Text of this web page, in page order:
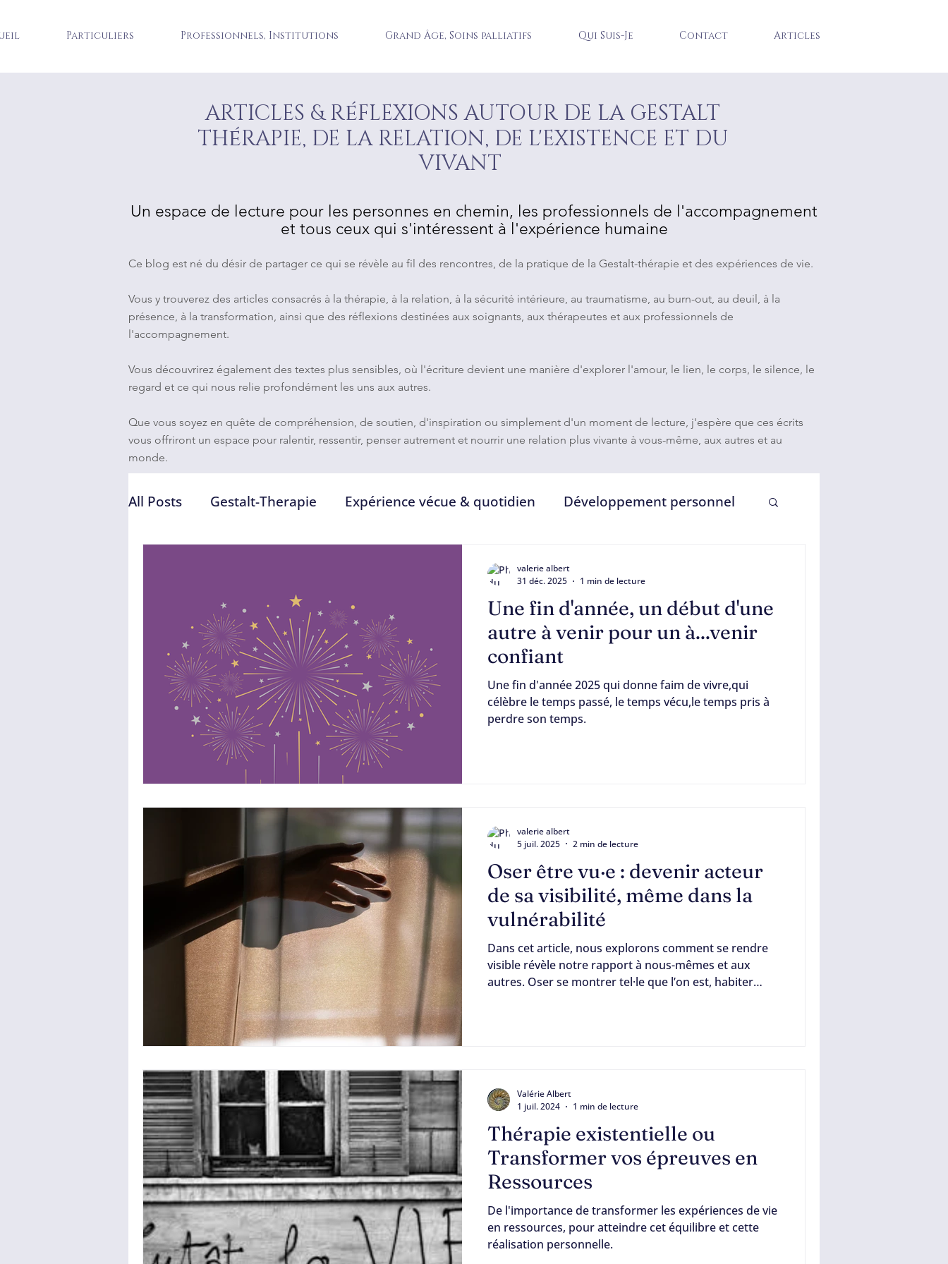
Particuliers Professionnels, Institutions Grand Âge, Soins palliatifs Qui Suis-Je Contact Articles
ARTICLES & RéFLEXIONS AUTOUR DE LA GESTALT
THéRAPIE, DE LA RELATION, DE L'EXISTENCE ET DU
VIVANT
Un espace de lecture pour les personnes en chemin, les professionnels de l'accompagnement
et tous ceux qui s'intéressent à l'expérience humaine
Ce blog est né du désir de partager ce qui se révèle au fil des rencontres, de la pratique de la Gestalt-thérapie et des expériences de vie.
Vous y trouverez des articles consacrés à la thérapie, à la relation, à la sécurité intérieure, au traumatisme, au burn-out, au deuil, à la
présence, à la transformation, ainsi que des réflexions destinées aux soignants, aux thérapeutes et aux professionnels de
l'accompagnement.
Vous découvrirez également des textes plus sensibles, où l'écriture devient une manière d'explorer l'amour, le lien, le corps, le silence, le
regard et ce qui nous relie profondément les uns aux autres.
Que vous soyez en quête de compréhension, de soutien, d'inspiration ou simplement d'un moment de lecture, j'espère que ces écrits
vous offriront un espace pour ralentir, ressentir, penser autrement et nourrir une relation plus vivante à vous-même, aux autres et au
monde.
All Posts Gestalt-Therapie Expérience vécue & quotidien Développement personnel
Transformation intérieure Corps, voix & expérience sensible
Professionnels de l’accompagnement Amours
Une fin d'année, un début d'une
autre à venir pour un à...venir
confiant
Une fin d'année 2025 qui donne faim de vivre,qui
célèbre le temps passé, le temps vécu,le temps pris à
perdre son temps.
valerie albert
31 déc. 2025
1 min de lecture
Oser être vu·e : devenir acteur
de sa visibilité, même dans la
vulnérabilité
Dans cet article, nous explorons comment se rendre
visible révèle notre rapport à nous-mêmes et aux
autres. Oser se montrer tel·le que l’on est, habiter
des person
valerie albert
5 juil. 2025
2 min de lecture
Thérapie existentielle ou
Transformer vos épreuves en
Ressources
De l'importance de transformer les expériences de vie
en ressources, pour atteindre cet équilibre et cette
réalisation personnelle.
Valérie Albert
1 juil. 2024
1 min de lecture